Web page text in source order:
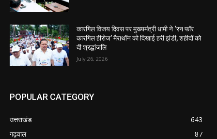
कारगिल विजय दिवस पर मुख्यमंत्री धामी ने ‘रन फॉर
कारगिल हीरोज’ मैराथॉन को दिखाई हरी झंडी, शहीदों को
दी श्रद्धांजलि
July 26, 2026
POPULAR CATEGORY
उत्तराखंड
643
गढ़वाल
87